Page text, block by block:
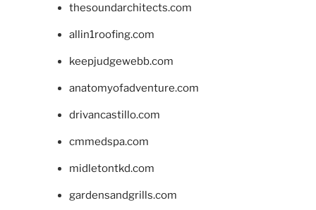
thesoundarchitects.com
allin1roofing.com
keepjudgewebb.com
anatomyofadventure.com
drivancastillo.com
cmmedspa.com
midletontkd.com
gardensandgrills.com